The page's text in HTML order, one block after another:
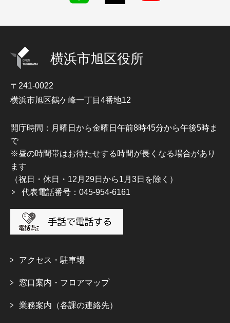
横浜市旭区役所
〒241-0022
横浜市旭区鶴ケ峰一丁目4番地12
開庁時間：月曜日から金曜日午前8時45分から午後5時ま
で
※昼の時間帯はお待たせする時間が長くなる場合があり
ます
（祝日・休日・12月29日から1月3日を除く）
代表電話番号：045-954-6161
アクセス・駐車場
窓口案内・フロアマップ
業務案内（各課の連絡先）